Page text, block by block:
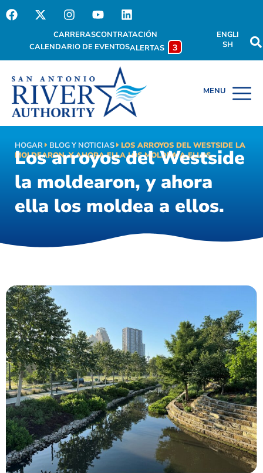
CARRERASCONTRATACIÓN
CALENDARIO DE EVENTOSALERTAS 3
ENGLI
SH
HOGAR BLOG Y NOTICIAS
LOS ARROYOS DEL WESTSIDE LA
MOLDEARON, Y AHORA ELLA LOS MOLDEA A ELLOS.
Los arroyos del Westside
la moldearon, y ahora
ella los moldea a ellos.